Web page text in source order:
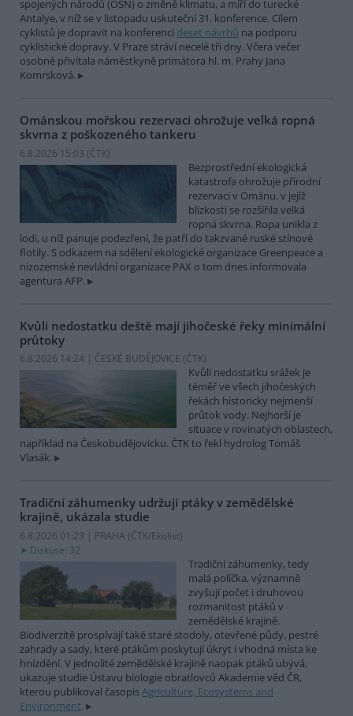
spojených národů (OSN) o změně klimatu, a míří do turecké
Antalye, v níž se v listopadu uskuteční 31. konference. Cílem
cyklistů je dopravit na konferenci deset návrhů na podporu
cyklistické dopravy. V Praze stráví necelé tři dny. Včera večer
osobně přivítala náměstkyně primátora hl. m. Prahy Jana
Komrsková.
Ománskou mořskou rezervaci ohrožuje velká ropná
skvrna z poškozeného tankeru
6.8.2026 15:03 (ČTK)
Bezprostřední ekologická
katastrofa ohrožuje přírodní
rezervaci v Ománu, v jejíž
blízkosti se rozšířila velká
ropná skvrna. Ropa unikla z
lodi, u níž panuje podezření, že patří do takzvané ruské stínové
flotily. S odkazem na sdělení ekologické organizace Greenpeace a
nizozemské nevládní organizace PAX o tom dnes informovala
agentura AFP.
Kvůli nedostatku deště mají jihočeské řeky minimální
průtoky
6.8.2026 14:24 | ČESKÉ BUDĚJOVICE (ČTK)
Kvůli nedostatku srážek je
téměř ve všech jihočeských
řekách historicky nejmenší
průtok vody. Nejhorší je
situace v rovinatých oblastech,
například na Českobudějovicku. ČTK to řekl hydrolog Tomáš
Vlasák.
Tradiční záhumenky udržují ptáky v zemědělské
krajině, ukázala studie
6.8.2026 01:23 | PRAHA (ČTK/Ekolist)
Diskuse: 32
Tradiční záhumenky, tedy
malá políčka, významně
zvyšují počet i druhovou
rozmanitost ptáků v
zemědělské krajině.
Biodiverzitě prospívají také staré stodoly, otevřené půdy, pestré
zahrady a sady, které ptákům poskytují úkryt i vhodná místa ke
hnízdění. V jednolité zemědělské krajině naopak ptáků ubývá,
ukazuje studie Ústavu biologie obratlovců Akademie věd ČR,
kterou publikoval časopisAgriculture, Ecosystems and
Environment.